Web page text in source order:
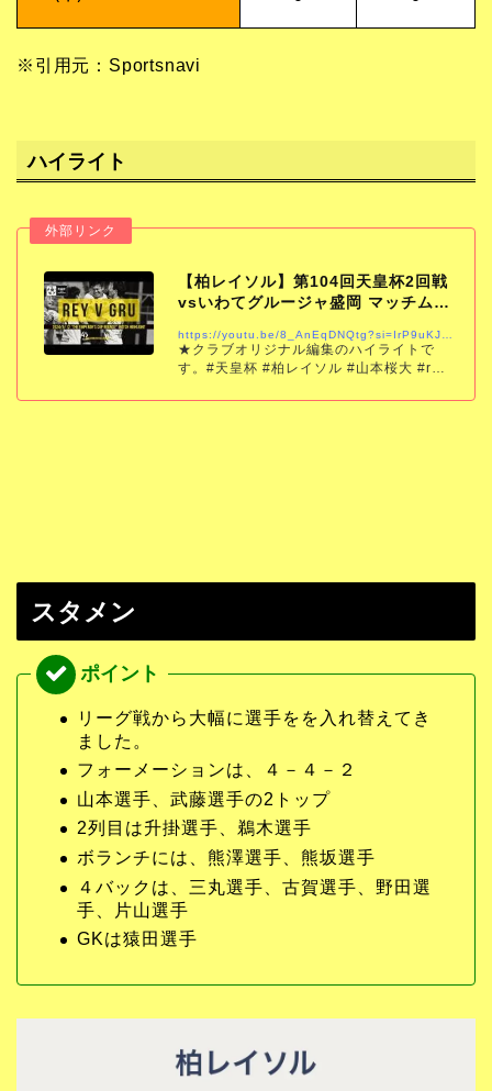
※引用元：Sportsnavi
ハイライト
【柏レイソル】第104回天皇杯2回戦
vsいわてグルージャ盛岡 マッチムー
https://youtu.be/8_AnEqDNQtg?si=IrP9uKJJnVzRxKwr
★クラブオリジナル編集のハイライトで
す。#天皇杯 #柏レイソル #山本桜大 #rey
スタメン
リーグ戦から大幅に選手をを入れ替えてき
ました。
フォーメーションは、４－４－２
山本選手、武藤選手の2トップ
2列目は升掛選手、鵜木選手
ボランチには、熊澤選手、熊坂選手
４バックは、三丸選手、古賀選手、野田選
手、片山選手
GKは猿田選手